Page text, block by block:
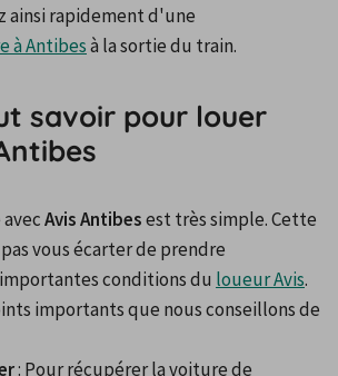
ainsi rapidement d'une
à Antibes à la sortie du train.
savoir pour louer
Avis Antibes est très simple. Cette
vous écarter de prendre
conditions du loueur Avis.
importants que nous conseillons de
: Pour récupérer la voiture de